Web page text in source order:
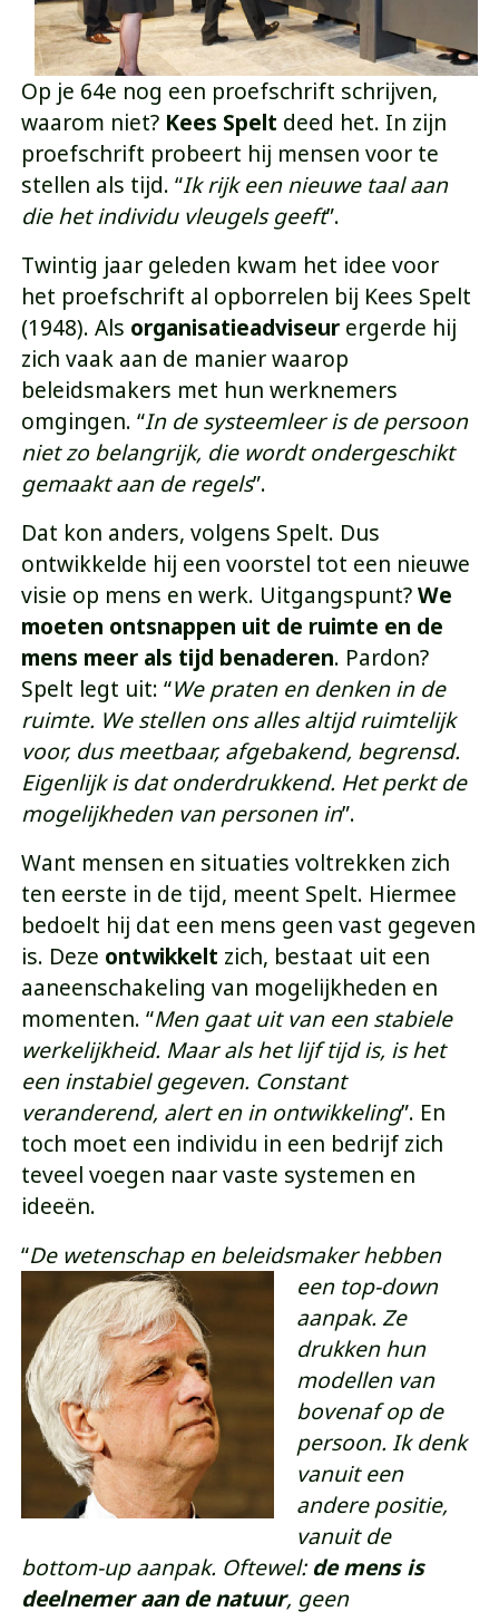
Op je 64e nog een proefschrift schrijven,
waarom niet? Kees Spelt deed het. In zijn
proefschrift probeert hij mensen voor te
stellen als tijd. “Ik rijk een nieuwe taal aan
die het individu vleugels geeft”.
Twintig jaar geleden kwam het idee voor
het proefschrift al opborrelen bij Kees Spelt
(1948). Als organisatieadviseur ergerde hij
zich vaak aan de manier waarop
beleidsmakers met hun werknemers
omgingen. “In de systeemleer is de persoon
niet zo belangrijk, die wordt ondergeschikt
gemaakt aan de regels”.
Dat kon anders, volgens Spelt. Dus
ontwikkelde hij een voorstel tot een nieuwe
visie op mens en werk. Uitgangspunt?We
moeten ontsnappen uit de ruimte en de
mens meer als tijd benaderen. Pardon?
Spelt legt uit: “We praten en denken in de
ruimte. We stellen ons alles altijd ruimtelijk
voor, dus meetbaar, afgebakend, begrensd.
Eigenlijk is dat onderdrukkend. Het perkt de
mogelijkheden van personen in”.
Want mensen en situaties voltrekken zich
ten eerste in de tijd, meent Spelt. Hiermee
bedoelt hij dat een mens geen vast gegeven
is. Deze ontwikkelt zich, bestaat uit een
aaneenschakeling van mogelijkheden en
momenten. “Men gaat uit van een stabiele
werkelijkheid. Maar als het lijf tijd is, is het
een instabiel gegeven. Constant
veranderend, alert en in ontwikkeling”. En
toch moet een individu in een bedrijf zich
teveel voegen naar vaste systemen en
ideeën.
“De wetenschap enbeleidsmaker hebben
een top-down
aanpak. Ze
drukken hun
modellen van
bovenaf op de
persoon. Ik denk
vanuit een
andere positie,
vanuit de
bottom-up aanpak. Oftewel: de mens is
deelnemer aan de natuur, geen